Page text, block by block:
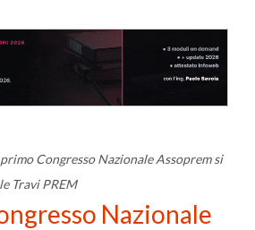
Congresso Nazionale Assoprem si
Travi PREM
Nazionale